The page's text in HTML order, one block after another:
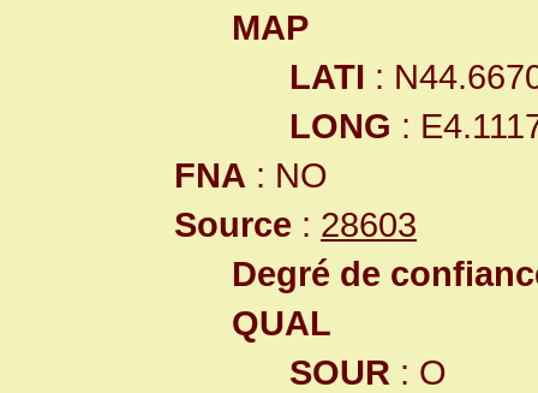
MAP
LATI :
LONG :
FNA : NO
Source : 28603
Degré de
QUAL
SOUR : O